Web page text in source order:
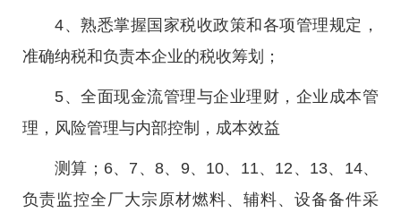
4、熟悉掌握国家税收政策和各项管理规定，
准确纳税和负责本企业的税收筹划；
5、全面现金流管理与企业理财，企业成本管
理，风险管理与内部控制，成本效益
测算；6、7、8、9、10、11、12、13、14、
负责监控全厂大宗原材燃料、辅料、设备备件采